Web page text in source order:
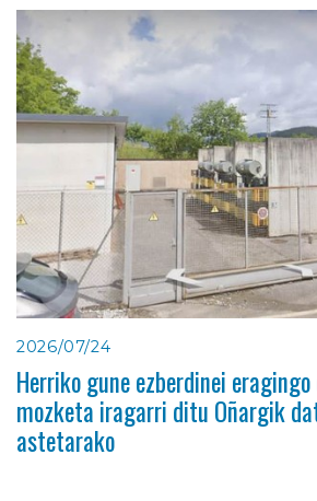
2026/07/24
Herriko gune ezberdinei
mozketa iragarri ditu Oñargik
astetarako